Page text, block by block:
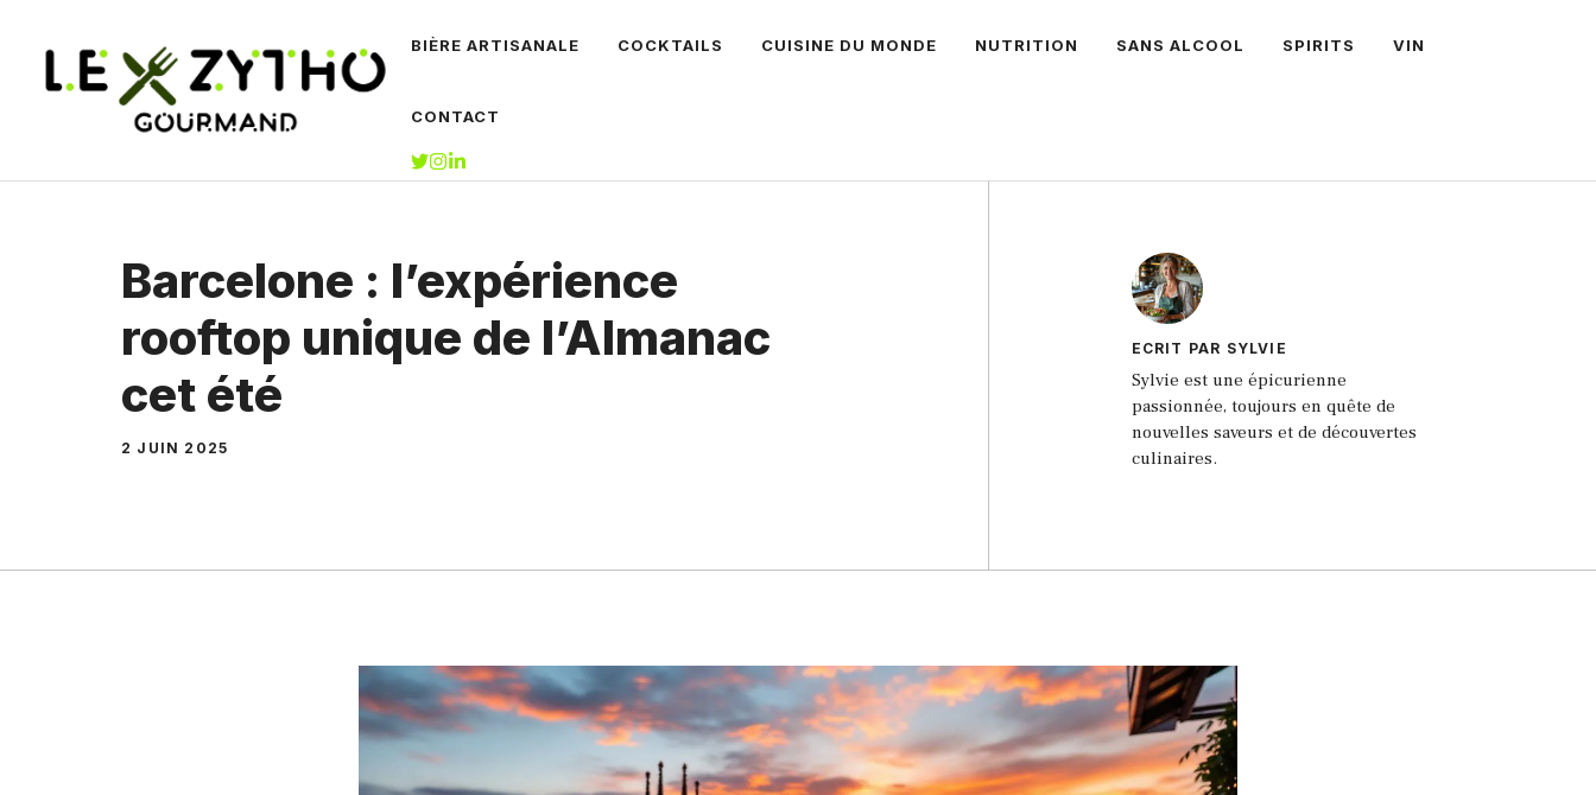
contenu
BIÈRE ARTISANALE COCKTAILS CUISINE DU MONDE NUTRITION SANS ALCOOL SPIRITS VIN
CONTACT
Barcelone : l’expérience
rooftop unique de l’Almanac
cet été
2 JUIN 2025
ECRIT PAR SYLVIE
Sylvie est une épicurienne
passionnée, toujours en quête de
nouvelles saveurs et de découvertes
culinaires.